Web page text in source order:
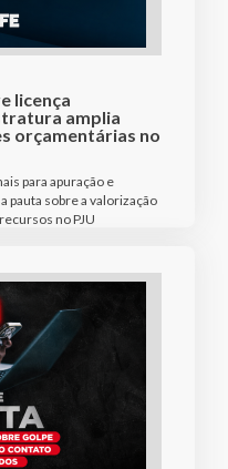
licença
amplia
orçamentárias no
para apuração e
pauta sobre a valorização
no PJU